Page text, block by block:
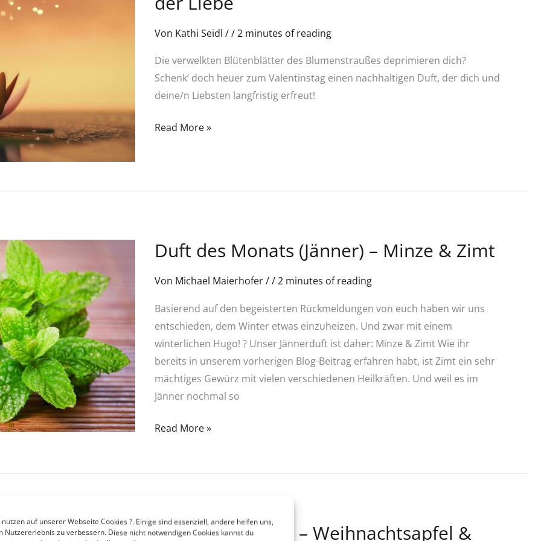
auf unserer Webseite Cookies ?. Einige sind essenziell, andere helfen uns,
Nutzererlebnis zu verbessern. Diese nicht notwendigen Cookies kannst du
Von Kathi Seidl //2 minutes of reading
Die verwelkten Blütenblätter des Blumenstraußes deprimieren dich?
Schenk‘ doch heuer zum Valentinstag einen nachhaltigen Duft, der dich und
deine/n Liebsten langfristig erfreut!
Monats
–
im
Zeichen
der
Read More »
Duft des Monats (Jänner) – Minze & Zimt
Von Michael Maierhofer//2 minutes of reading
Basierend auf den begeisterten Rückmeldungen von euch haben wir uns
entschieden, dem Winter etwas einzuheizen. Und zwar mit einem
winterlichen Hugo! ? Unser Jännerduft ist daher: Minze & Zimt Wie ihr
bereits in unserem vorherigen Blog-Beitrag erfahren habt, ist Zimt ein sehr
mächtiges Gewürz mit vielen verschiedenen Heilkräften. Und weil es im
Jänner nochmal so
Duft
Monats
Read More »
Duft des Monats – Weihnachtsapfel &
Duft